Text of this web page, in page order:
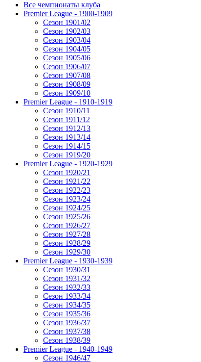
Все чемпионаты клуба
Premier League - 1900-1909
Сезон 1901/02
Сезон 1902/03
Сезон 1903/04
Сезон 1904/05
Сезон 1905/06
Сезон 1906/07
Сезон 1907/08
Сезон 1908/09
Сезон 1909/10
Premier League - 1910-1919
Сезон 1910/11
Сезон 1911/12
Сезон 1912/13
Сезон 1913/14
Сезон 1914/15
Сезон 1919/20
Premier League - 1920-1929
Сезон 1920/21
Сезон 1921/22
Сезон 1922/23
Сезон 1923/24
Сезон 1924/25
Сезон 1925/26
Сезон 1926/27
Сезон 1927/28
Сезон 1928/29
Сезон 1929/30
Premier League - 1930-1939
Сезон 1930/31
Сезон 1931/32
Сезон 1932/33
Сезон 1933/34
Сезон 1934/35
Сезон 1935/36
Сезон 1936/37
Сезон 1937/38
Сезон 1938/39
Premier League - 1940-1949
Сезон 1946/47